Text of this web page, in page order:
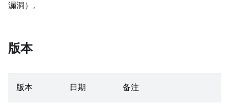
漏洞）。
版本
版本 日期 备注